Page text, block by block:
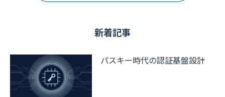
新着記事
パスキー時代の認証基盤設計